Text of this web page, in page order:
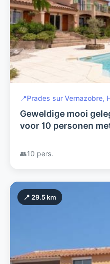
📍Prades sur Vernazobre,
Geweldige mooi
voor 10 personen
👥10 pers.
📍 29.5 km